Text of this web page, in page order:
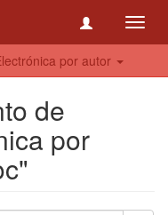
por autor
de
por